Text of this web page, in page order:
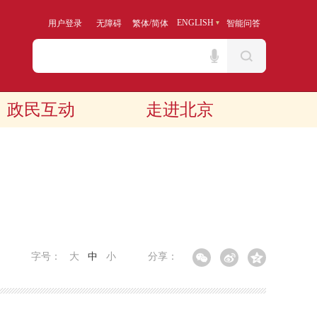
用户登录 无障碍 繁体/简体 ENGLISH 智能问答
政民互动 走进北京
分享：
字号： 大 中 小